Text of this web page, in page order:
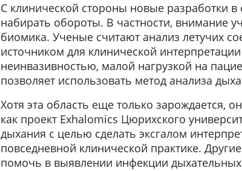
С клинической стороны новые разработки
набирать обороты. В частности, внимание
биомика. Ученые считают анализ летучих
источником для клинической
неинвазивностью, малой нагрузкой на
позволяет использовать метод анализа
Хотя эта область еще только зарождается,
как проект Exhalomics Цюрихского
дыхания с целью сделать эксгалом
повседневной клинической практике.
помочь в выявлении инфекции дыхательных